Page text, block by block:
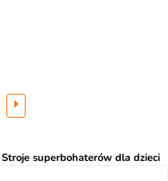
Stroje superbohaterów dla dzieci